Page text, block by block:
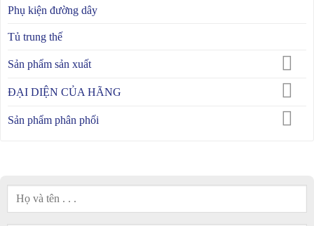
Phụ kiện đường dây
Tủ trung thế
Sản phẩm sản xuất
ĐẠI DIỆN CỦA HÃNG
Sản phẩm phân phối